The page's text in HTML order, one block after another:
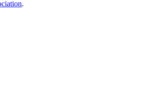
.